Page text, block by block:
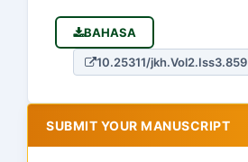
BAHASA
10.25311/jkh.Vol2.Iss3.859
SUBMIT YOUR MANUSCRIPT